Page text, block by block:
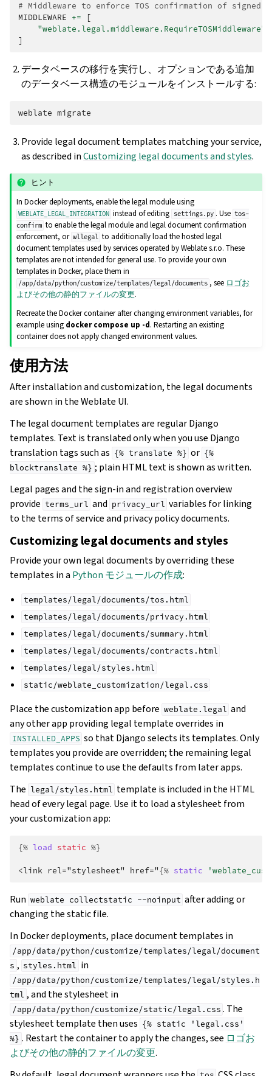
# Middleware to enforce TOS confirmation of signed
MIDDLEWARE +=
[
"weblate.legal.middleware.RequireTOSMiddleware"
]
データベースの移行を実行し、オプションである追加
のデータベース構造のモジュールをインストールする:
weblate
Provide legal document templates matching your service,
as described inCustomizing legal documents and styles.
ヒント
In Docker deployments, enable the legal module using
WEBLATE_LEGAL_INTEGRATION instead of editing settings.py . Use tos-
confirm to enable the legal module and legal document confirmation
enforcement, or wllegal to additionally load the hosted legal
document templates used by services operated by Weblate s.r.o. These
templates are not intended for general use. To provide your own
templates in Docker, place them in
/app/data/python/customize/templates/legal/documents , see ロゴお
よびその他の静的ファイルの変更.
Recreate the Docker container after changing environment variables, for
example using docker compose up -d. Restarting an existing
container does not apply changed environment values.
使用方法
After installation and customization, the legal documents
are shown in the Weblate UI.
The legal document templates are regular Django
templates. Text is translated only when you use Django
translation tags such as {% translate %} or {%
blocktranslate %} ; plain HTML text is shown as written.
Legal pages and the sign-in and registration overview
provide terms_url and privacy_url variables for linking
to the terms of service and privacy policy documents.
Customizing legal documents and styles
Provide your own legal documents by overriding these
templates in a Python モジュールの作成:
templates/legal/documents/tos.html
templates/legal/documents/privacy.html
templates/legal/documents/summary.html
templates/legal/documents/contracts.html
templates/legal/styles.html
static/weblate_customization/legal.css
Place the customization app before weblate.legal and
any other app providing legal template overrides in
INSTALLED_APPS so that Django selects its templates. Only
templates you provide are overridden; the remaining legal
templates continue to use the defaults from later apps.
The legal/styles.html template is included in the HTML
head of every legal page. Use it to load a stylesheet from
your customization app:
{% load static %}
<link rel="stylesheet" href="{% static
Run weblate collectstatic --noinput after adding or
changing the static file.
In Docker deployments, place document templates in
/app/data/python/customize/templates/legal/document
s , styles.html in
/app/data/python/customize/templates/legal/styles.h
tml , and the stylesheet in
/app/data/python/customize/static/legal.css . The
stylesheet template then uses {% static
'legal.css'
%} . Restart the container to apply the changes, see ロゴお
よびその他の静的ファイルの変更.